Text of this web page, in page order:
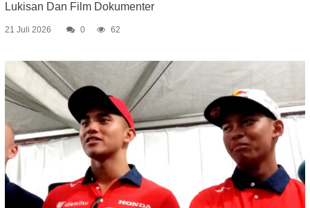
Lukisan Dan Film Dokumenter
21 Juli 2026 0 62